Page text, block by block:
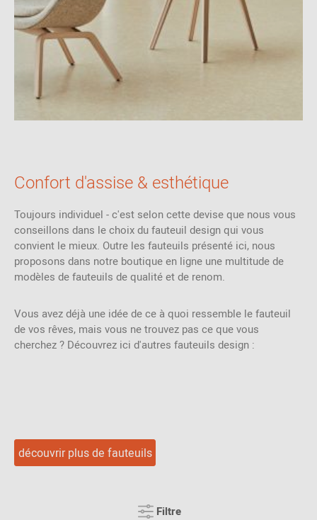
Confort d'assise & esthétique
Toujours individuel - c'est selon cette devise que nous vous
conseillons dans le choix du fauteuil design qui vous
convient le mieux. Outre les fauteuils présenté ici, nous
proposons dans notre boutique en ligne une multitude de
modèles de fauteuils de qualité et de renom.
Vous avez déjà une idée de ce à quoi ressemble le fauteuil
de vos rêves, mais vous ne trouvez pas ce que vous
cherchez ? Découvrez ici d'autres fauteuils design :
découvrir plus de fauteuils
Filtre